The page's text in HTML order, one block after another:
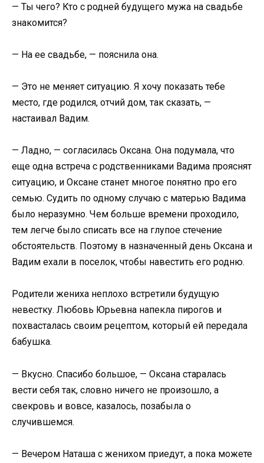
— Ты чего? Кто с родней будущего мужа на свадьбе
знакомится?
— На ее свадьбе, — пояснила она.
— Это не меняет ситуацию. Я хочу показать тебе
место, где родился, отчий дом, так сказать, —
настаивал Вадим.
— Ладно, — согласилась Оксана. Она подумала, что
еще одна встреча с родственниками Вадима прояснят
ситуацию, и Оксане станет многое понятно про его
семью. Судить по одному случаю с матерью Вадима
было неразумно. Чем больше времени проходило,
тем легче было списать все на глупое стечение
обстоятельств. Поэтому в назначенный день Оксана и
Вадим ехали в поселок, чтобы навестить его родню.
Родители жениха неплохо встретили будущую
невестку. Любовь Юрьевна напекла пирогов и
похвасталась своим рецептом, который ей передала
бабушка.
— Вкусно. Спасибо большое, — Оксана старалась
вести себя так, словно ничего не произошло, а
свекровь и вовсе, казалось, позабыла о
случившемся.
— Вечером Наташа с женихом приедут, а пока можете